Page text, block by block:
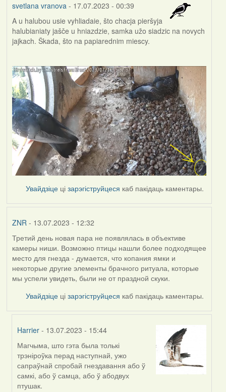
svetlana vranova- 17.07.2023 - 00:39
A u halubou usie vyhliadaie, što chacja pieršyja
halubianiaty jašče u hniazdzie, samka užo siadzic na novych
jajkach. Škada, što na papiarednim miescy.
Увайдзіце цізарэгіструйцеся каб пакідаць каментары.
ZNR - 13.07.2023 - 12:32
Третий день новая пара не появлялась в объективе
камеры ниши. Возможно птицы нашли более подходящее
место для гнезда - думается, что копания ямки и
некоторые другие элементы брачного ритуала, которые
мы успели увидеть, были не от праздной скуки.
Увайдзіце цізарэгіструйцеся каб пакідаць каментары.
Harrier - 13.07.2023 - 15:44
In
reply
to
by
Магчыма, што гэта была толькі
трэніроўка перад наступнай, ужо
сапраўнай спробай гнездавання або ў
самкі, або ў самца, або ў абодвух
птушак.